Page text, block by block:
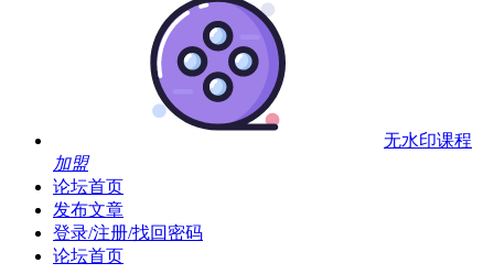
无水印课程
加盟
论坛首页
发布文章
登录/注册/找回密码
论坛首页